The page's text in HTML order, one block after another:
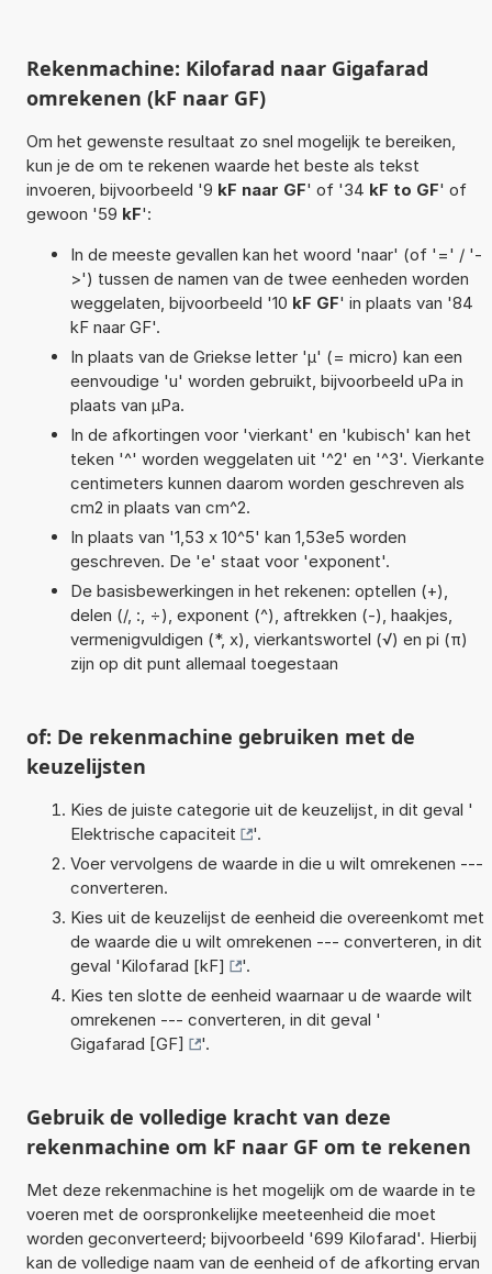
Rekenmachine: Kilofarad naar Gigafarad
omrekenen (kF naar GF)
Om het gewenste resultaat zo snel mogelijk te bereiken,
kun je de om te rekenen waarde het beste als tekst
invoeren, bijvoorbeeld '9 kF naar GF' of '34 kF to GF' of
gewoon '59 kF':
In de meeste gevallen kan het woord 'naar' (of '=' / '-
>') tussen de namen van de twee eenheden worden
weggelaten, bijvoorbeeld '10 kF GF' in plaats van '84
kF naar GF'.
In plaats van de Griekse letter 'µ' (= micro) kan een
eenvoudige 'u' worden gebruikt, bijvoorbeeld uPa in
plaats van µPa.
In de afkortingen voor 'vierkant' en 'kubisch' kan het
teken '^' worden weggelaten uit '^2' en '^3'. Vierkante
centimeters kunnen daarom worden geschreven als
cm2 in plaats van cm^2.
In plaats van '1,53 x 10^5' kan 1,53e5 worden
geschreven. De 'e' staat voor 'exponent'.
De basisbewerkingen in het rekenen: optellen (+),
delen (/, :, ÷), exponent (^), aftrekken (-), haakjes,
vermenigvuldigen (*, x), vierkantswortel (√) en pi (π)
zijn op dit punt allemaal toegestaan
of: De rekenmachine gebruiken met de
keuzelijsten
Kies de juiste categorie uit de keuzelijst, in dit geval '
Elektrische capaciteit
'.
Voer vervolgens de waarde in die u wilt omrekenen ---
converteren.
Kies uit de keuzelijst de eenheid die overeenkomt met
de waarde die u wilt omrekenen --- converteren, in dit
geval 'Kilofarad [kF]
'.
Kies ten slotte de eenheid waarnaar u de waarde wilt
omrekenen --- converteren, in dit geval '
Gigafarad [GF]
'.
Gebruik de volledige kracht van deze
rekenmachine om kF naar GF om te rekenen
Met deze rekenmachine is het mogelijk om de waarde in te
voeren met de oorspronkelijke meeteenheid die moet
worden geconverteerd; bijvoorbeeld '699 Kilofarad'. Hierbij
kan de volledige naam van de eenheid of de afkorting ervan